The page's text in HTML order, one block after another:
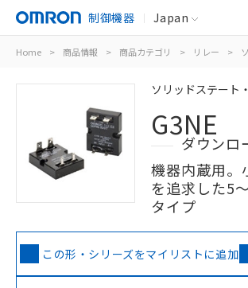
制御機器 Japan
Home > 商品情報 > 商品カテゴリ > リレー >
ソリッドステート
G3NE
ダウンロ
機器内蔵用。
を追求した5
タイプ
この形・シリーズをマイリストに追加